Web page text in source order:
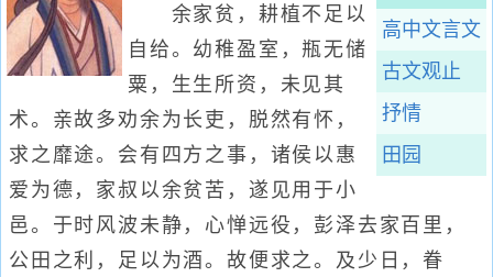
高中文言文
古文观止
抒情
田园
余家贫，耕植不足以
自给。幼稚盈室，瓶无储
粟，生生所资，未见其
术。亲故多劝余为长吏，脱然有怀，
求之靡途。会有四方之事，诸侯以惠
爱为德，家叔以余贫苦，遂见用于小
邑。于时风波未静，心惮远役，彭泽去家百里，
公田之利，足以为酒。故便求之。及少日，眷